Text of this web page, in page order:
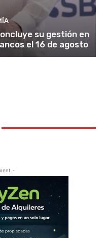
su gestión en
el 16 de agosto
-